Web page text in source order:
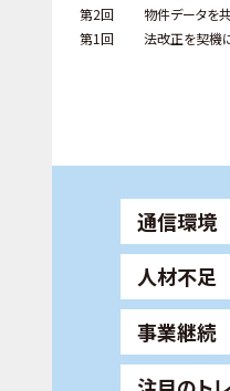
第2回
物件データを
第1回
法改正を契機
通信環境
人材不足
事業継続